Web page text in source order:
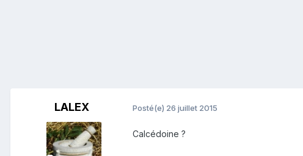
LALEX Posté(e) 26 juillet 2015
Calcédoine ?